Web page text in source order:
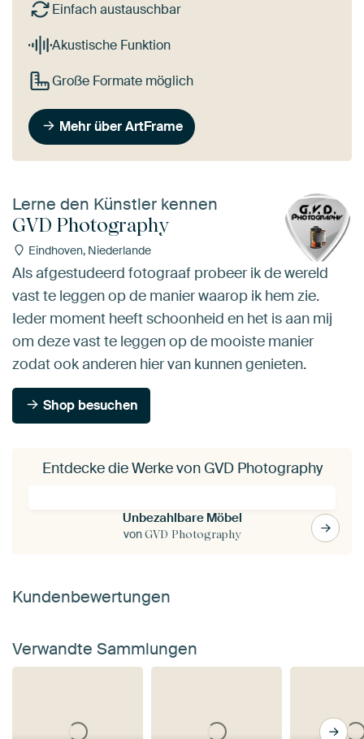
Einfach austauschbar
Akustische Funktion
Große Formate möglich
Mehr über ArtFrame
Lerne den Künstler kennen
GVD Photography
Eindhoven, Niederlande
Als afgestudeerd fotograaf probeer ik de wereld
vast te leggen op de manier waarop ik hem zie.
Ieder moment heeft schoonheid en het is aan mij
om deze vast te leggen op de mooiste manier
zodat ook anderen hier van kunnen genieten.
Shop besuchen
Entdecke die Werke von GVD Photography
Unbezahlbare Möbel
vonGVD Photography
Kundenbewertungen
Verwandte Sammlungen